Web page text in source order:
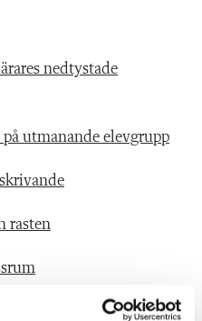
nedtystade
utmanande elevgrupp
rasten
skriver på lågstadiet